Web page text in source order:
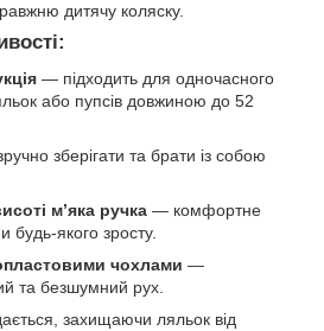
дитячу коляску.
— підходить для одночасного
або пупсів довжиною до 52
зберігати та брати із собою
м’яка ручка — комфортне
будь-якого зросту.
чохлами —
та безшумний рух.
захищаючи ляльок від